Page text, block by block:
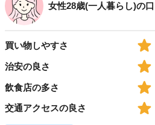
女性28歳(一人暮らし)の
買い物しやすさ
治安の良さ
飲食店の多さ
交通アクセスの良さ